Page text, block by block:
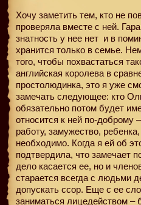
Хочу заметить тем, кто не
проверяла вместе с ней.
знатность у нее нет и в
хранится только в семье.
того, чтобы похвастаться
английская королева в
простолюдинка, это я уже
замечать следующее: кто
обязательно потом будет
относится к ней по-доброму
работу, замужество,
необходимо. Когда я ей об
подтвердила, что замечает
дело касается ее, но и
старается всегда с людьми
допускать ссор. Еще с ее
заниматься лицедейством –